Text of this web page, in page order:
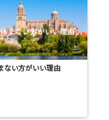
ない方がいい理由